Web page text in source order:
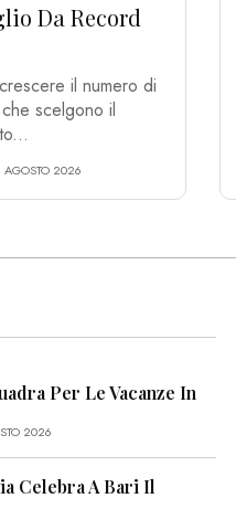
Da Record
il numero di
scelgono il
AGOSTO 2026
Per Le Vacanze In
2026
Celebra A Bari Il